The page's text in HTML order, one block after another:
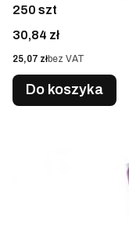
250 szt
Cena
30,84 zł
Cena
25,07 złbez VAT
Do koszyka